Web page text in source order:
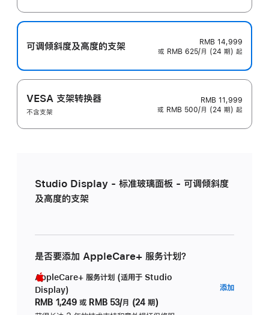
可调倾斜度及高‍度的支‍架
RMB 14,999
或 RMB 625/月 (24 期) 起
VESA 支架转换器
不含支架
RMB 11,999
或 RMB 500/月 (24 期) 起
Studio Display - 标准玻璃面板 - 可调倾斜度
及高度的支架
是否要添加 AppleCare+ 服务计划？
AppleCare+ 服务计划 (适用于 Studio
Display)
RMB 1,249 或 RMB 53/月 (24 期)
添加